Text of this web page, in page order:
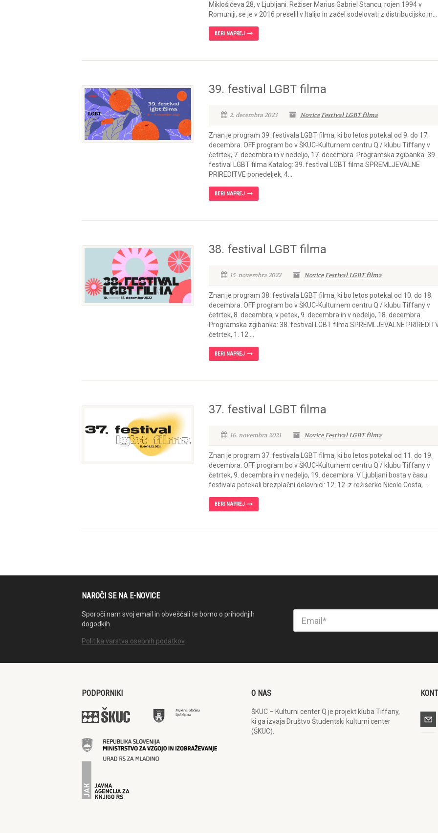
Miklošičeva 28, v Ljubljani. Režiser Marius Gabriel Stancu, rojen 1994 v
Romuniji, se je v 2016 preselil v Italijo in začel sodelovati z distribucijsko in...
BERI NAPREJ
39. festival LGBT filma
2. decembra 2023 NoviceFestival LGBT filma
Znan je program 39. festivala LGBT filma, ki bo letos potekal od 9. do 17.
decembra. OFF program bo v ŠKUC-Kulturnem centru Q / klubu Tiffany v
četrtek, 7. decembra in v nedeljo, 17. decembra. Programska zgibanka: 39.
festival LGBT filma Katalog: 39. festival LGBT filma SPREMLJEVALNE
PRIREDITVE ponedeljek, 4....
BERI NAPREJ
38. festival LGBT filma
15. novembra 2022 NoviceFestival LGBT filma
Znan je program 38. festivala LGBT filma, ki bo letos potekal od 10. do 18.
decembra. OFF program bo v ŠKUC-Kulturnem centru Q / klubu Tiffany v
četrtek, 8. decembra, v petek, 9. decembra in v nedeljo, 18. decembra.
Programska zgibanka: 38. festival LGBT filma SPREMLJEVALNE
četrtek, 1. 12....
BERI NAPREJ
37. festival LGBT filma
16. novembra 2021 NoviceFestival LGBT filma
Znan je program 37. festivala LGBT filma, ki bo letos potekal od 11. do 19.
decembra. OFF program bo v ŠKUC-Kulturnem centru Q / klubu Tiffany v
četrtek, 9. decembra in v nedeljo, 19. decembra. V Ljubljani bosta v času
festivala potekali brezplačni delavnici: 12. 12. z režiserko Nicole Costa,...
BERI NAPREJ
NAROČI SE NA E-NOVICE
Sporoči nam svoj email in obveščali te bomo o prihodnjih
dogodkih.
Politika varstva osebnih podatkov
PODPORNIKI O NAS
ŠKUC – Kulturni center Q je projekt kluba Tiffany,
ki ga izvaja Društvo Študentski kulturni center
(ŠKUC).